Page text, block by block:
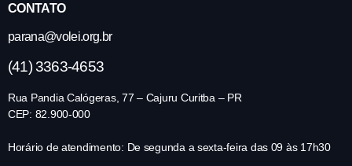
CONTATO
parana@volei.org.br
(41) 3363-4653
Rua Pandia Calógeras, 77 – Cajuru Curitba – PR
CEP: 82.900-000
Horário de atendimento: De segunda a sexta-feira das 09 às 17h30